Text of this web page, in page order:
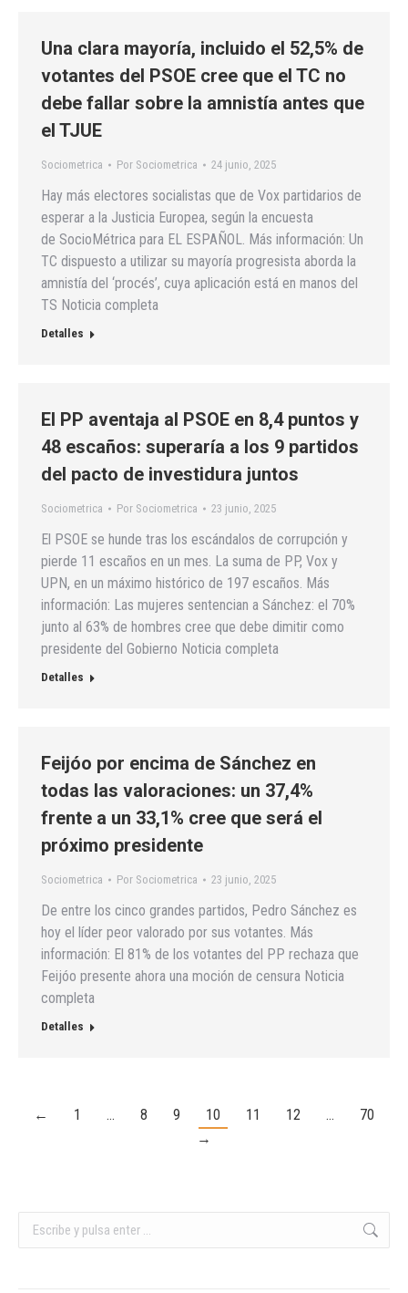
Una clara mayoría, incluido el 52,5% de
votantes del PSOE cree que el TC no
debe fallar sobre la amnistía antes que
el TJUE
Sociometrica Por Sociometrica 24 junio, 2025
Hay más electores socialistas que de Vox partidarios de
esperar a la Justicia Europea, según la encuesta
de SocioMétrica para EL ESPAÑOL. Más información: Un
TC dispuesto a utilizar su mayoría progresista aborda la
amnistía del ‘procés’, cuya aplicación está en manos del
TS Noticia completa
Detalles
El PP aventaja al PSOE en 8,4 puntos y
48 escaños: superaría a los 9 partidos
del pacto de investidura juntos
Sociometrica Por Sociometrica 23 junio, 2025
El PSOE se hunde tras los escándalos de corrupción y
pierde 11 escaños en un mes. La suma de PP, Vox y
UPN, en un máximo histórico de 197 escaños. Más
información: Las mujeres sentencian a Sánchez: el 70%
junto al 63% de hombres cree que debe dimitir como
presidente del Gobierno Noticia completa
Detalles
Feijóo por encima de Sánchez en
todas las valoraciones: un 37,4%
frente a un 33,1% cree que será el
próximo presidente
Sociometrica Por Sociometrica 23 junio, 2025
De entre los cinco grandes partidos, Pedro Sánchez es
hoy el líder peor valorado por sus votantes. Más
información: El 81% de los votantes del PP rechaza que
Feijóo presente ahora una moción de censura Noticia
completa
Detalles
← 1 … 8 9 10 11 12 …
70
→
Buscar: